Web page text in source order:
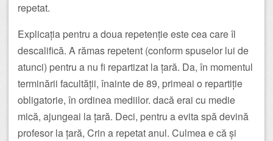
repetat.
Explicația pentru a doua repetenție este cea care îl
descalifică. A rămas repetent (conform spuselor lui de
atunci) pentru a nu fi repartizat la țară. Da, în momentul
terminării facultății, înainte de 89, primeai o repartiție
obligatorie, în ordinea mediilor. dacă erai cu medie
mică, ajungeai la țară. Deci, pentru a evita spă devină
profesor la țară, Crin a repetat anul. Culmea e că și